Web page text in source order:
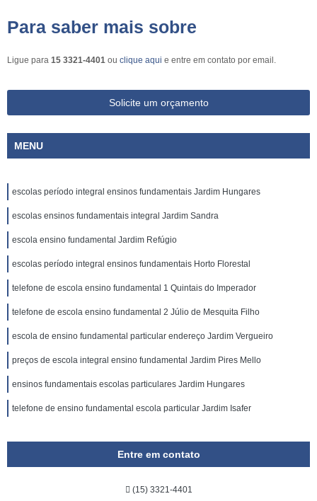
Para saber mais sobre
Ligue para 15 3321-4401 ou clique aqui e entre em contato por email.
Solicite um orçamento
MENU
escolas período integral ensinos fundamentais Jardim Hungares
escolas ensinos fundamentais integral Jardim Sandra
escola ensino fundamental Jardim Refúgio
escolas período integral ensinos fundamentais Horto Florestal
telefone de escola ensino fundamental 1 Quintais do Imperador
telefone de escola ensino fundamental 2 Júlio de Mesquita Filho
escola de ensino fundamental particular endereço Jardim Vergueiro
preços de escola integral ensino fundamental Jardim Pires Mello
ensinos fundamentais escolas particulares Jardim Hungares
telefone de ensino fundamental escola particular Jardim Isafer
Entre em contato
(15) 3321-4401